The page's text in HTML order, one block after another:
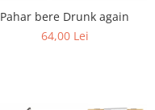
Pahar bere Drunk again
64,00 Lei